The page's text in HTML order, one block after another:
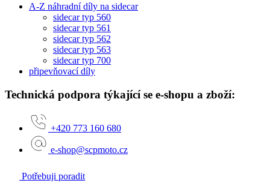
A-Z náhradní díly na sidecar
sidecar typ 560
sidecar typ 561
sidecar typ 562
sidecar typ 563
sidecar typ 700
připevňovací díly
Technická podpora týkající se e-shopu a zboží:
+420 773 160 680
e-shop@scpmoto.cz
Potřebuji poradit